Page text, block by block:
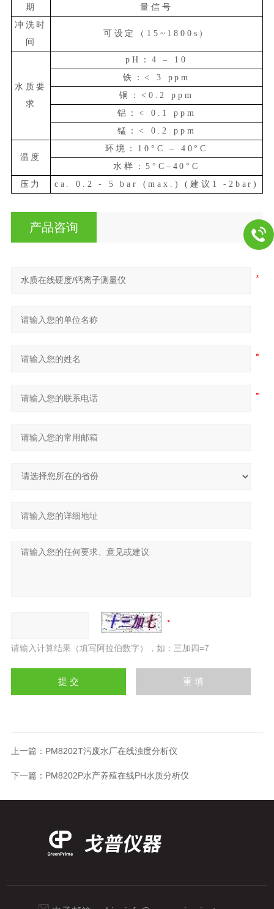
期
量信号
冲洗时
间
可设定（ 15~1800s）
水质要
求
pH：4 – 10
铁：< 3 ppm
铜：<0.2 ppm
铝：< 0.1 ppm
锰：< 0.2 ppm
温度
环境： 10°C – 40°C
水样：5°C–40°C
压力
ca. 0.2 - 5 bar (max.) (建议1 -2bar)
产品咨询
请输入计算结果（填写阿拉伯数字），如：三加四=7
上一篇： PM8202T污废水厂在线浊度分析仪
下一篇： PM8202P水产养殖在线PH水质分析仪